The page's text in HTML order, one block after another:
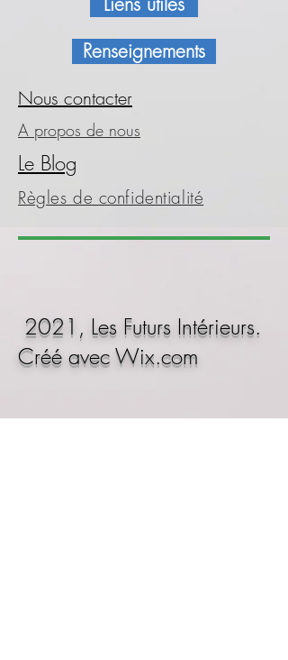
Renseignements
Nous contacter
A propos de nous
Le Blog
Règles de confidentialité
2021, Les Futurs Intérieurs.
Créé avecWix.com